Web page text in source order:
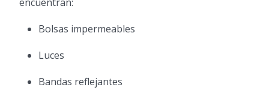
Bolsas impermeables
Luces
Bandas reflejantes